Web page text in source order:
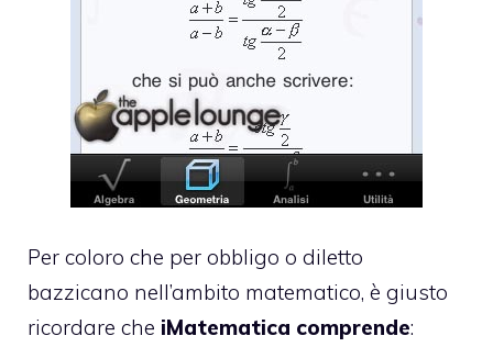
Per coloro che per obbligo o diletto
bazzicano nell’ambito matematico, è giusto
ricordare che iMatematica comprende: